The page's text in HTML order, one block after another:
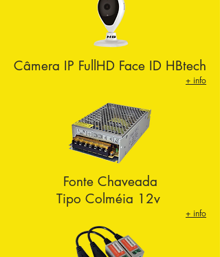
Câmera IP FullHD Face ID HBtech
+ info
Fonte Chaveada
Tipo Colméia 12v
+ info